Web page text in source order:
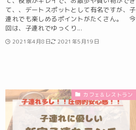
て、、デートスポットとして有名ですが、子
連れでも楽しめるポイントがたくさん。 今
回は、子連れでゆっくり...
2021年4月8日 2021年5月19日
カフェ＆レストラン